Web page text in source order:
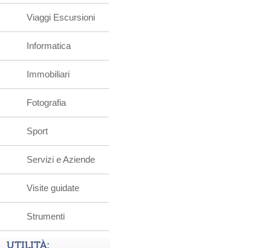
Viaggi Escursioni
Informatica
Immobiliari
Fotografia
Sport
Servizi e Aziende
Visite guidate
Strumenti
UTILITÀ: